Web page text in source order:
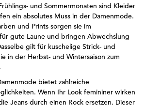
und Sommermonaten sind Kleider
ein absolutes Muss in der Damenmode.
und Prints sorgen sie im
gute Laune und bringen Abwechslung
gilt für kuschelige Strick- und
in der Herbst- und Wintersaison zum
bietet zahlreiche
Wenn Ihr Look femininer wirken
Jeans durch einen Rock ersetzen. Dieser